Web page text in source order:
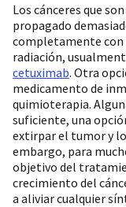
Los cánceres que
propagado
completamente con
radiación,
cetuximab. Otra
medicamento de
quimioterapia.
suficiente, una
extirpar el tumor y
embargo, para
objetivo del
crecimiento del
a aliviar cualquier